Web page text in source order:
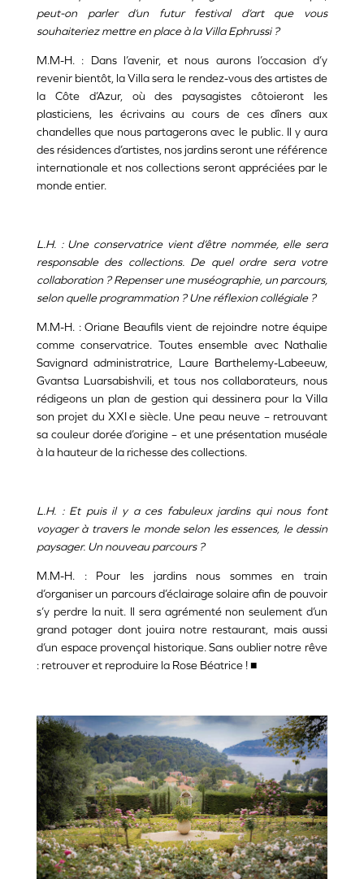
peut-on parler d’un futur festival d’art que vous
souhaiteriez mettre en place à la Villa Ephrussi ?
M.M-H. : Dans l’avenir, et nous aurons l’occasion d’y
revenir bientôt, la Villa sera le rendez-vous des artistes de
la Côte d’Azur, où des paysagistes côtoieront les
plasticiens, les écrivains au cours de ces dîners aux
chandelles que nous partagerons avec le public. Il y aura
des résidences d’artistes, nos jardins seront une référence
internationale et nos collections seront appréciées par le
monde entier.
L.H. : Une conservatrice vient d’être nommée, elle sera
responsable des collections. De quel ordre sera votre
collaboration ? Repenser une muséographie, un parcours,
selon quelle programmation ? Une réflexion collégiale ?
M.M-H. : Oriane Beaufils vient de rejoindre notre équipe
comme conservatrice. Toutes ensemble avec Nathalie
Savignard administratrice, Laure Barthelemy-Labeeuw,
Gvantsa Luarsabishvili, et tous nos collaborateurs, nous
rédigeons un plan de gestion qui dessinera pour la Villa
son projet du XXI e siècle. Une peau neuve – retrouvant
sa couleur dorée d’origine – et une présentation muséale
à la hauteur de la richesse des collections.
L.H. : Et puis il y a ces fabuleux jardins qui nous font
voyager à travers le monde selon les essences, le dessin
paysager. Un nouveau parcours ?
M.M-H. : Pour les jardins nous sommes en train
d’organiser un parcours d’éclairage solaire afin de pouvoir
s’y perdre la nuit. Il sera agrémenté non seulement d’un
grand potager dont jouira notre restaurant, mais aussi
d’un espace provençal historique. Sans oublier notre rêve
: retrouver et reproduire la Rose Béatrice !■